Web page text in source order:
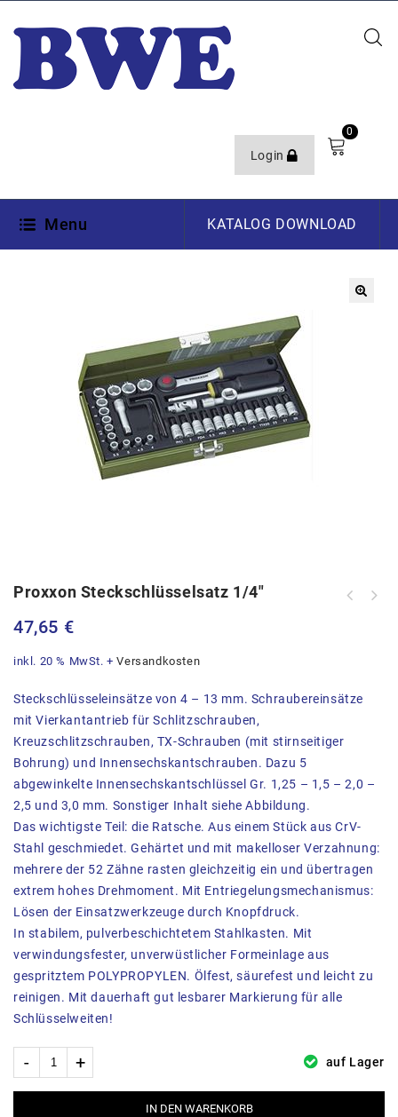
Login
0
Menu KATALOG DOWNLOAD
Proxxon Steckschlüsselsatz 1/4″
47,65 €
inkl. 20 % MwSt. +Versandkosten
Steckschlüsseleinsätze von 4 – 13 mm. Schraubereinsätze
mit Vierkantantrieb für Schlitzschrauben,
Kreuzschlitzschrauben, TX-Schrauben (mit stirnseitiger
Bohrung) und Innensechskantschrauben. Dazu 5
abgewinkelte Innensechskantschlüssel Gr. 1,25 – 1,5 – 2,0 –
2,5 und 3,0 mm. Sonstiger Inhalt siehe Abbildung.
Das wichtigste Teil: die Ratsche. Aus einem Stück aus CrV-
Stahl geschmiedet. Gehärtet und mit makelloser Verzahnung:
mehrere der 52 Zähne rasten gleichzeitig ein und übertragen
extrem hohes Drehmoment. Mit Entriegelungsmechanismus:
Lösen der Einsatzwerkzeuge durch Knopfdruck.
In stabilem, pulverbeschichtetem Stahlkasten. Mit
verwindungsfester, unverwüstlicher Formeinlage aus
gespritztem POLYPROPYLEN. Ölfest, säurefest und leicht zu
reinigen. Mit dauerhaft gut lesbarer Markierung für alle
Schlüsselweiten!
auf Lager
IN DEN WARENKORB